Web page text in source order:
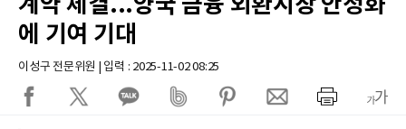
에 기여 기대
이성구 전문위원 | 입력 : 2025-11-02 08:25